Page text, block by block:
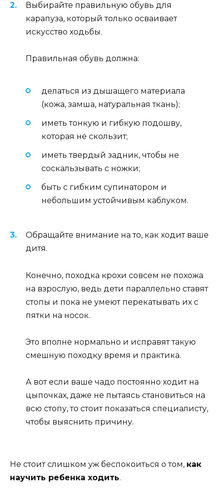
Выбирайте правильную обувь для
карапуза, который только осваивает
искусство ходьбы.
Правильная обувь должна:
делаться из дышащего материала
(кожа, замша, натуральная ткань);
иметь тонкую и гибкую подошву,
которая не скользит;
иметь твердый задник, чтобы не
соскальзывать с ножки;
быть с гибким супинатором и
небольшим устойчивым каблуком.
Обращайте внимание на то, как ходит ваше
дитя.
Конечно, походка крохи совсем не похожа
на взрослую, ведь дети параллельно ставят
стопы и пока не умеют перекатывать их с
пятки на носок.
Это вполне нормально и исправят такую
смешную походку время и практика.
А вот если ваше чадо постоянно ходит на
цыпочках, даже не пытаясь становиться на
всю стопу, то стоит показаться специалисту,
чтобы выяснить причину.
Не стоит слишком уж беспокоиться о том, как
научить ребенка ходить.